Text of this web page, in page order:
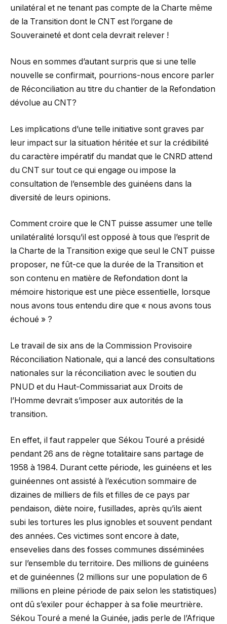
unilatéral et ne tenant pas compte de la Charte même
de la Transition dont le CNT est l’organe de
Souveraineté et dont cela devrait relever !
Nous en sommes d’autant surpris que si une telle
nouvelle se confirmait, pourrions-nous encore parler
de Réconciliation au titre du chantier de la Refondation
dévolue au CNT?
Les implications d’une telle initiative sont graves par
leur impact sur la situation héritée et sur la crédibilité
du caractère impératif du mandat que le CNRD attend
du CNT sur tout ce qui engage ou impose la
consultation de l’ensemble des guinéens dans la
diversité de leurs opinions.
Comment croire que le CNT puisse assumer une telle
unilatéralité lorsqu’il est opposé à tous que l’esprit de
la Charte de la Transition exige que seul le CNT puisse
proposer, ne fût-ce que la durée de la Transition et
son contenu en matière de Refondation dont la
mémoire historique est une pièce essentielle, lorsque
nous avons tous entendu dire que « nous avons tous
échoué » ?
Le travail de six ans de la Commission Provisoire
Réconciliation Nationale, qui a lancé des consultations
nationales sur la réconciliation avec le soutien du
PNUD et du Haut-Commissariat aux Droits de
l’Homme devrait s’imposer aux autorités de la
transition.
En effet, il faut rappeler que Sékou Touré a présidé
pendant 26 ans de règne totalitaire sans partage de
1958 à 1984. Durant cette période, les guinéens et les
guinéennes ont assisté à l’exécution sommaire de
dizaines de milliers de fils et filles de ce pays par
pendaison, diète noire, fusillades, après qu’ils aient
subi les tortures les plus ignobles et souvent pendant
des années. Ces victimes sont encore à date,
ensevelies dans des fosses communes disséminées
sur l’ensemble du territoire. Des millions de guinéens
et de guinéennes (2 millions sur une population de 6
millions en pleine période de paix selon les statistiques)
ont dû s’exiler pour échapper à sa folie meurtrière.
Sékou Touré a mené la Guinée, jadis perle de l’Afrique